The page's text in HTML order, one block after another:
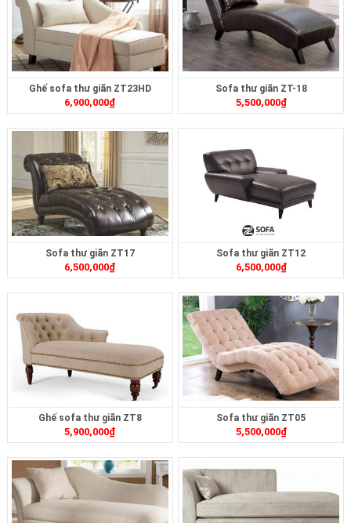
Ghế sofa thư giãn ZT23HD
6,900,000₫
Sofa thư giãn ZT-18
5,500,000₫
Sofa thư giãn ZT17
6,500,000₫
Sofa thư giãn ZT12
6,500,000₫
Ghế sofa thư giãn ZT8
5,900,000₫
Sofa thư giãn ZT05
5,500,000₫